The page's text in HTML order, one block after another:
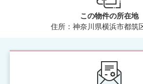
この物件の所在地
住所：神奈川県横浜市都筑